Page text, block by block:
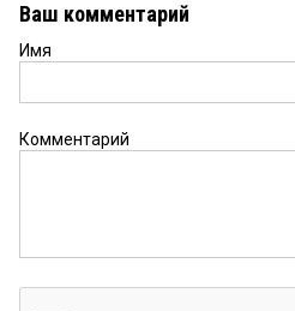
Ваш комментарий
Имя
Комментарий